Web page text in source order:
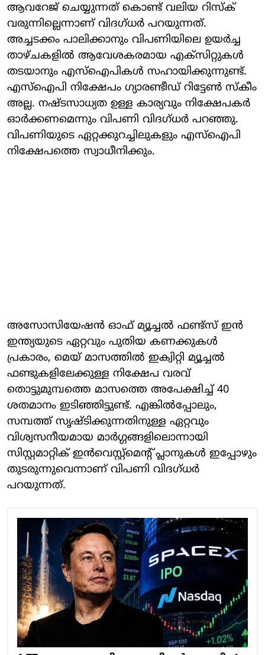
ആവറേജ് ചെയ്യുന്നത് കൊണ്ട് വലിയ റിസ്‌ക്
വരുന്നില്ലെന്നാണ് വിദഗ്ധര്‍ പറയുന്നത്.
അച്ചടക്കം പാലിക്കാനും വിപണിയിലെ ഉയര്‍ച്ച
താഴ്ചകളില്‍ ആവേശകരമായ എക്സിറ്റുകള്‍
തടയാനും എസ്ഐപികള്‍ സഹായിക്കുന്നുണ്ട്.
എസ്‌ഐപി നിക്ഷേപം ഗ്യാരണ്ടീഡ് റിട്ടേണ്‍ സ്‌കീം
അല്ല. നഷ്ടസാധ്യത ഉള്ള കാര്യവും നിക്ഷേപകര്‍
ഓര്‍ക്കണമെന്നും വിപണി വിദഗ്ധര്‍ പറഞ്ഞു.
വിപണിയുടെ ഏറ്റക്കുറച്ചിലുകളും എസ്‌ഐപി
നിക്ഷേപത്തെ സ്വാധീനിക്കും.
അസോസിയേഷന്‍ ഓഫ് മ്യൂച്ചല്‍ ഫണ്ട്‌സ് ഇന്‍
ഇന്ത്യയുടെ ഏറ്റവും പുതിയ കണക്കുകള്‍
പ്രകാരം, മെയ് മാസത്തില്‍ ഇക്വിറ്റി മ്യൂച്ചല്‍
ഫണ്ടുകളിലേക്കുള്ള നിക്ഷേപ വരവ്
തൊട്ടുമുമ്പത്തെ മാസത്തെ അപേക്ഷിച്ച് 40
ശതമാനം ഇടിഞ്ഞിട്ടുണ്ട്. എങ്കില്‍പ്പോലും,
സമ്പത്ത് സൃഷ്ടിക്കുന്നതിനുള്ള ഏറ്റവും
വിശ്വസനീയമായ മാര്‍ഗ്ഗങ്ങളിലൊന്നായി
സിസ്റ്റമാറ്റിക് ഇന്‍വെസ്റ്റ്മെന്റ് പ്ലാനുകള്‍ ഇപ്പോഴും
തുടരുന്നുവെന്നാണ് വിപണി വിദഗ്ധര്‍
പറയുന്നത്.